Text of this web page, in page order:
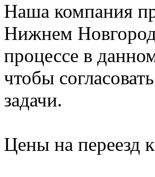
Наша компания
Нижнем
процессе в
чтобы
задачи.
Цены на переезд